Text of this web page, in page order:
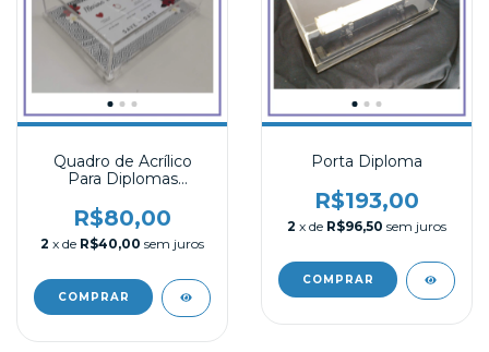
Quadro de Acrílico
Para Diplomas
R$80,00
2 x de R$40,00 sem juros
Porta Diploma
R$193,00
2 x de R$96,50 sem juros